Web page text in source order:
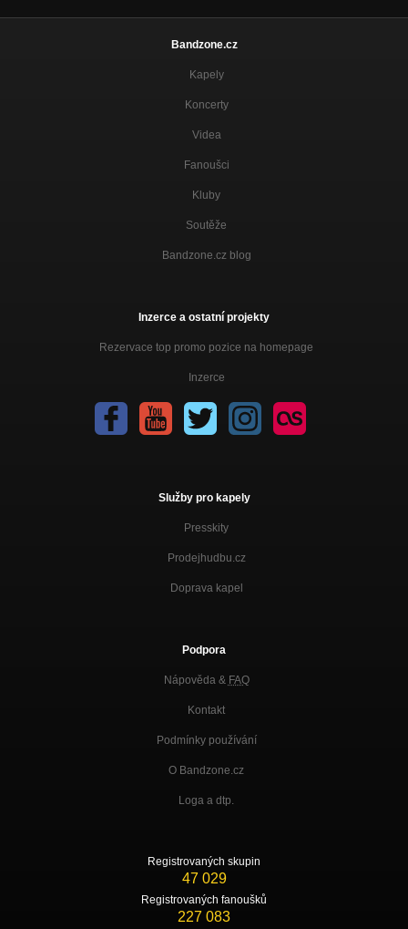
Bandzone.cz
Kapely
Koncerty
Videa
Fanoušci
Kluby
Soutěže
Bandzone.cz blog
Inzerce a ostatní projekty
Rezervace top promo pozice na homepage
Inzerce
Služby pro kapely
Presskity
Prodejhudbu.cz
Doprava kapel
Podpora
Nápověda & FAQ
Kontakt
Podmínky používání
O Bandzone.cz
Loga a dtp.
Registrovaných skupin
47 029
Registrovaných fanoušků
227 083